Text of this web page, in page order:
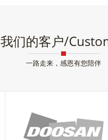
我们的客户/
一路走来，感恩有您陪伴